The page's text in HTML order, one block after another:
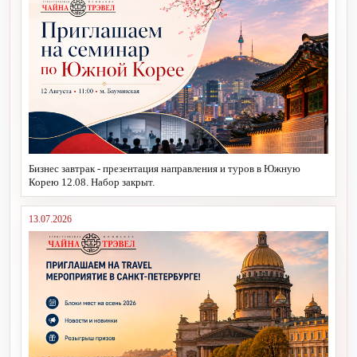
Бизнес завтрак - презентация направления и туров в Южную
Корею 12.08. Набор закрыт.
13.07.2026